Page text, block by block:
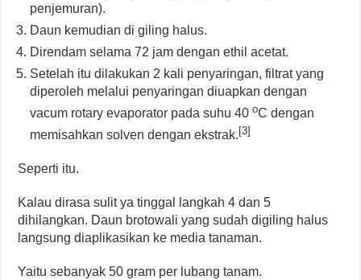
penjemuran).
Daun kemudian di giling halus.
Direndam selama 72 jam dengan ethil acetat.
Setelah itu dilakukan 2 kali penyaringan, filtrat yang
diperoleh melalui penyaringan diuapkan dengan
vacum rotary evaporator pada suhu 40oC dengan
memisahkan solven dengan ekstrak. [3]
Seperti itu.
Kalau dirasa sulit ya tinggal langkah 4 dan 5
dihilangkan. Daun brotowali yang sudah digiling halus
langsung diaplikasikan ke media tanaman.
Yaitu sebanyak 50 gram per lubang tanam.